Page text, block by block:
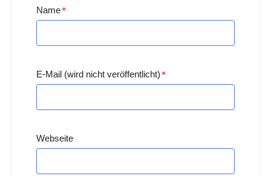
Name*
E-Mail (wird nicht veröffentlicht) *
Webseite